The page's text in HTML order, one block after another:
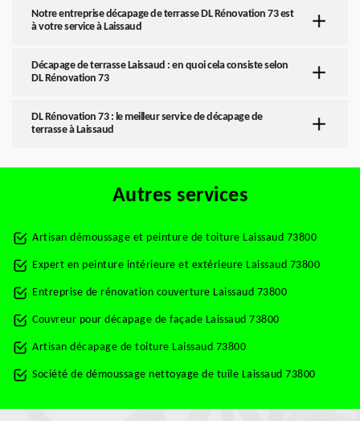
Notre entreprise décapage de terrasse DL Rénovation 73 est
à votre service à Laissaud
Décapage de terrasse Laissaud : en quoi cela consiste selon
DL Rénovation 73
DL Rénovation 73 : le meilleur service de décapage de
terrasse à Laissaud
Autres services
Artisan démoussage et peinture de toiture Laissaud 73800
Expert en peinture intérieure et extérieure Laissaud 73800
Entreprise de rénovation couverture Laissaud 73800
Couvreur pour décapage de façade Laissaud 73800
Artisan décapage de toiture Laissaud 73800
Société de démoussage nettoyage de tuile Laissaud 73800